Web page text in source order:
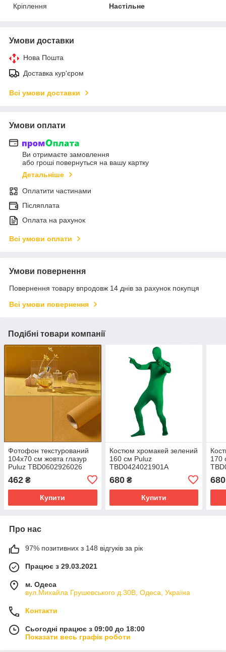
Кріплення
Настільне
Умови доставки
Нова Пошта
Доставка кур'єром
Всі умови доставки
Умови оплати
Ви отримаєте замовлення
або гроші повернуться на вашу картку
Детальніше
Оплатити частинами
Післяплата
Оплата на рахунок
Всі умови оплати
Умови повернення
Повернення товару впродовж 14 днів за рахунок покупця
Всі умови повернення
Подібні товари компанії
Фотофон текстурований
104x70 см жовта глазур
Puluz TBD0602926026
462 ₴
Купити
Костюм хромакей зелений
160 см Puluz
TBD0424021901A
680₴
Купити
170
680
Про нас
97% позитивних з 148 відгуків за рік
Працює з 29.03.2021
м. Одеса
вул.Михайла Грушевського д.30В, Одеса, Україна
Контакти
Сьогодні працює з 09:00 до 18:00
Показати весь графік роботи